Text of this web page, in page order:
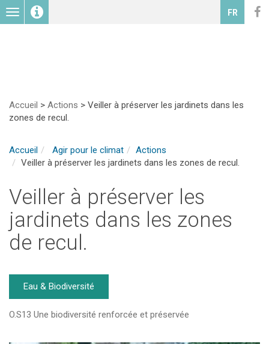
Toggle
navigation
FR
Accueil > Actions > Veiller à préserver les jardinets dans les
zones de recul.
Accueil Agir pour le climat
Actions
Veiller à préserver les jardinets dans les zones de recul.
Veiller à préserver les
jardinets dans les zones
de recul.
Eau & Biodiversité
O.S13 Une biodiversité renforcée et préservée